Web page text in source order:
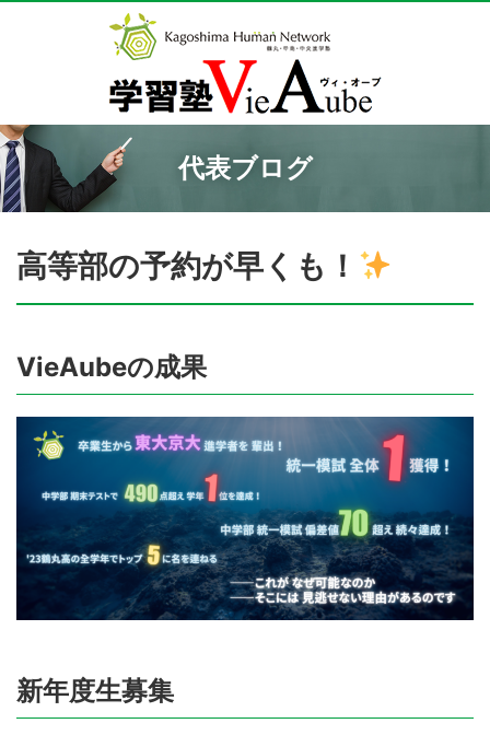
代表ブログ
高等部の予約が早くも！
VieAubeの成果
新年度生募集